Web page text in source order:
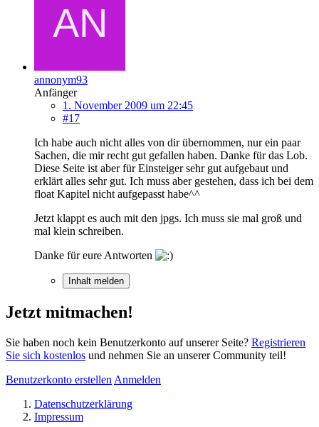
annonym93
Anfänger
1. November 2009 um 22:45
#17
Ich habe auch nicht alles von dir übernommen, nur ein paar
Sachen, die mir recht gut gefallen haben. Danke für das Lob.
Diese Seite ist aber für Einsteiger sehr gut aufgebaut und
erklärt alles sehr gut. Ich muss aber gestehen, dass ich bei dem
float Kapitel nicht aufgepasst habe^^
Jetzt klappt es auch mit den jpgs. Ich muss sie mal groß und
mal klein schreiben.
Danke für eure Antworten
Inhalt melden
Jetzt mitmachen!
Sie haben noch kein Benutzerkonto auf unserer Seite? Registrieren
Sie sich kostenlos und nehmen Sie an unserer Community teil!
Benutzerkonto erstellen Anmelden
Datenschutzerklärung
Impressum